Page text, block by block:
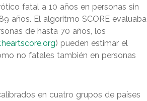
fatal a 10 años en personas sin
años. El algoritmo SCORE evaluaba
de hasta 70 años, los
) pueden estimar el
no fatales también en personas
en cuatro grupos de países